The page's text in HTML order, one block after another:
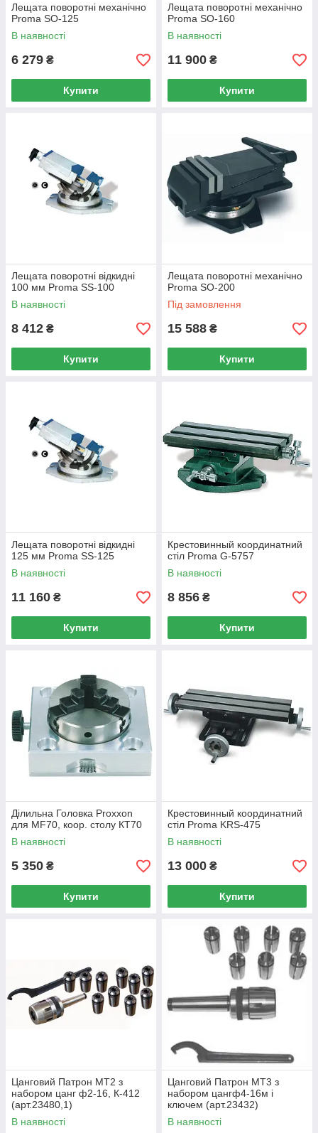
Лещата поворотні механічно
Proma SO-125
В наявності
6 279 ₴
Купити
Лещата поворотні механічно
Proma SO-160
В наявності
11 900 ₴
Купити
Лещата поворотні відкидні
100 мм Proma SS-100
В наявності
8 412 ₴
Купити
Лещата поворотні механічно
Proma SO-200
Під замовлення
15 588 ₴
Купити
Лещата поворотні відкидні
125 мм Proma SS-125
В наявності
11 160 ₴
Купити
Крестовинный координатний
стіл Proma G-5757
В наявності
8 856 ₴
Купити
Ділильна Головка Proxxon
для MF70, коор. столу КТ70
В наявності
5 350 ₴
Купити
Крестовинный координатний
стіл Proma KRS-475
В наявності
13 000 ₴
Купити
Цанговий Патрон МТ2 з
набором цанг ф2-16, К-412
(арт.23480,1)
В наявності
Цанговий Патрон МТ3 з
набором цангф4-16м і
ключем (арт.23432)
В наявності